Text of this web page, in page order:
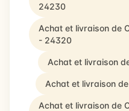
24230
Achat et livraison de
- 24320
Achat et livraison
Achat et livraison
Achat et livraison de